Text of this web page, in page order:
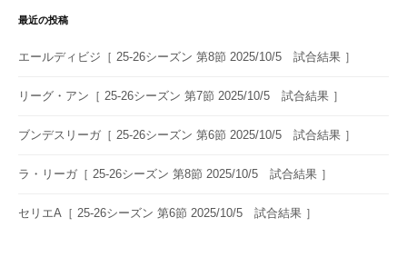
ョ
ン
最近の投稿
エールディビジ［ 25-26シーズン 第8節 2025/10/5 試合結果 ］
リーグ・アン［ 25-26シーズン 第7節 2025/10/5 試合結果 ］
ブンデスリーガ［ 25-26シーズン 第6節 2025/10/5 試合結果 ］
ラ・リーガ［ 25-26シーズン 第8節 2025/10/5 試合結果 ］
セリエA［ 25-26シーズン 第6節 2025/10/5 試合結果 ］